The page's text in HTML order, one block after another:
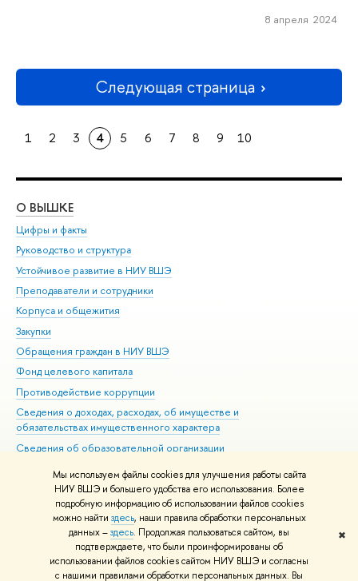
Мы используем файлы cookies для улучшения работы сайта
НИУ ВШЭ и большего удобства его использования. Более
подробную информацию об использовании файлов cookies
можно найти здесь, наши правила обработки персональных
данных –здесь. Продолжая пользоваться сайтом, вы
подтверждаете, что были проинформированы об
использовании файлов cookies сайтом НИУ ВШЭ и согласны
с нашими правилами обработки персональных данных. Вы
✖
8 апреля 2024
Следующая страница
1 2 3 4 5 6 7 8 9 10
О ВЫШКЕ
Цифры и факты
Руководство и структура
Устойчивое развитие в НИУ ВШЭ
Преподаватели и сотрудники
Корпуса и общежития
Закупки
Обращения граждан в НИУ ВШЭ
Фонд целевого капитала
Противодействие коррупции
Сведения о доходах, расходах, об имуществе и
обязательствах имущественного характера
Сведения об образовательной организации
Людям с ограниченными возможностями здоровья
Единая платежная страница
Работа в Вышке
© НИУ ВШЭ 1993–2026 Адреса и контакты Условия использования
материалов Политика конфиденциальности Карта сайта